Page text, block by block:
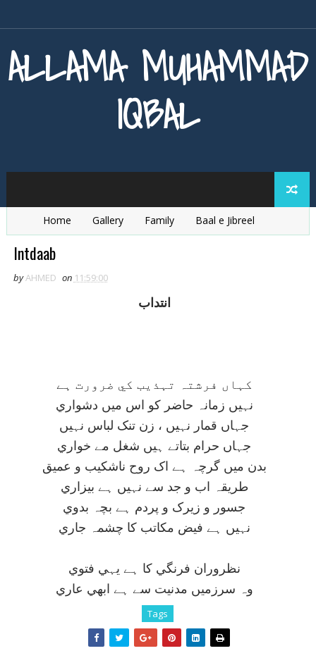
ALLAMA MUHAMMAD
IQBAL
Home Gallery Family
Baal e Jibreel
Zarb e Kaleem
Intdaab
byAHMED on 11:59:00
انتداب
کہاں فرشتہ تہذيب کي ضرورت ہے
نہيں زمانہ حاضر کو اس ميں دشواري
جہاں قمار نہيں ، زن تنک لباس نہيں
جہاں حرام بتاتے ہيں شغل مے خواري
بدن ميں گرچہ ہے اک روح ناشکيب و عميق
طريقہ اب و جد سے نہيں ہے بيزاري
جسور و زيرک و پردم ہے بچہ بدوي
نہيں ہے فيض مکاتب کا چشمہ جاري
نظروران فرنگي کا ہے يہي فتوي
وہ سرزميں مدنيت سے ہے ابھي عاري
Tags